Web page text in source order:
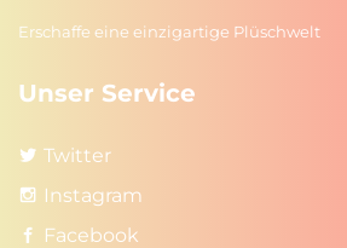
Erschaffe eine einzigartige Plüschwelt
Unser Service
Twitter
Instagram
Facebook